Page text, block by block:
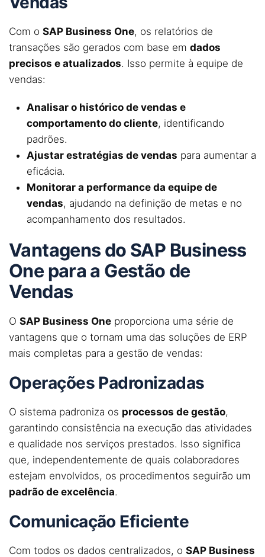
Com o SAP Business One, os relatórios de
transações são gerados com base em dados
precisos e atualizados. Isso permite à equipe de
vendas:
Analisar o histórico de vendas e
comportamento do cliente, identificando
padrões.
Ajustar estratégias de vendas para aumentar a
eficácia.
Monitorar a performance da equipe de
vendas, ajudando na definição de metas e no
acompanhamento dos resultados.
Vantagens do SAP Business
One para a Gestão de
Vendas
O SAP Business One proporciona uma série de
vantagens que o tornam uma das soluções de ERP
mais completas para a gestão de vendas:
Operações Padronizadas
O sistema padroniza os processos de gestão,
garantindo consistência na execução das atividades
e qualidade nos serviços prestados. Isso significa
que, independentemente de quais colaboradores
estejam envolvidos, os procedimentos seguirão um
padrão de excelência.
Comunicação Eficiente
Com todos os dados centralizados, o SAP Business